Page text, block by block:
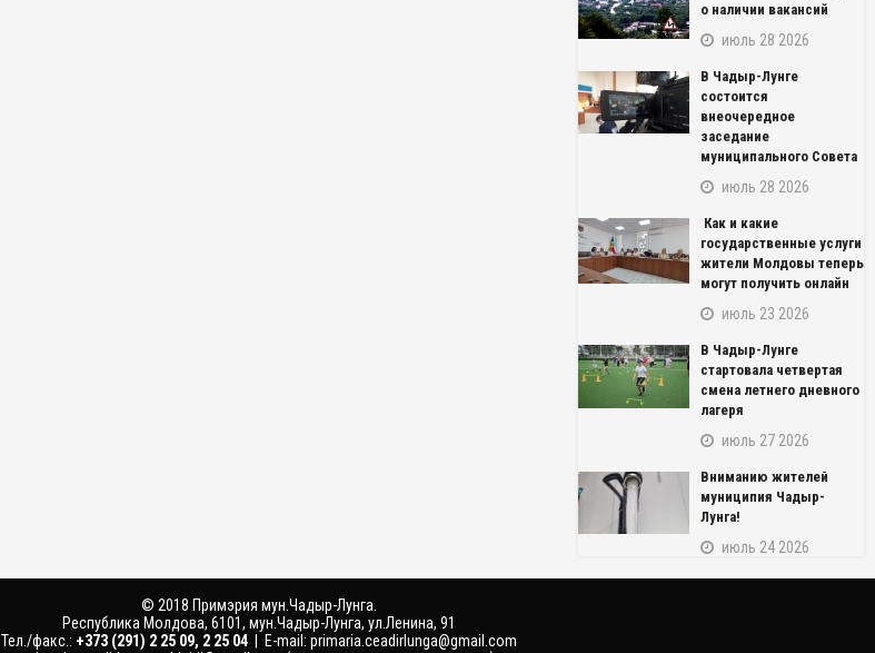
о наличии вакансий
июль 28 2026
В Чадыр-Лунге
состоится
внеочередное
заседание
муниципального Совета
июль 28 2026
Как и какие
государственные услуги
жители Молдовы теперь
могут получить онлайн
июль 23 2026
В Чадыр-Лунге
стартовала четвертая
смена летнего дневного
лагеря
июль 27 2026
Вниманию жителей
муниципия Чадыр-
Лунга!
июль 24 2026
© 2018 Примэрия мун.Чадыр-Лунга.
Республика Молдова, 6101, мун.Чадыр-Лунга, ул.Ленина, 91
Тел./факс.: ‎+373 (291) 2 25 09, 2 25 04| E-mail: primaria.ceadirlunga@gmail.com
NAME_SOCIAL_FACEBOOK
NAME_SOCIAL_GOOGLE
NAME_SOCIAL_LINKEDIN